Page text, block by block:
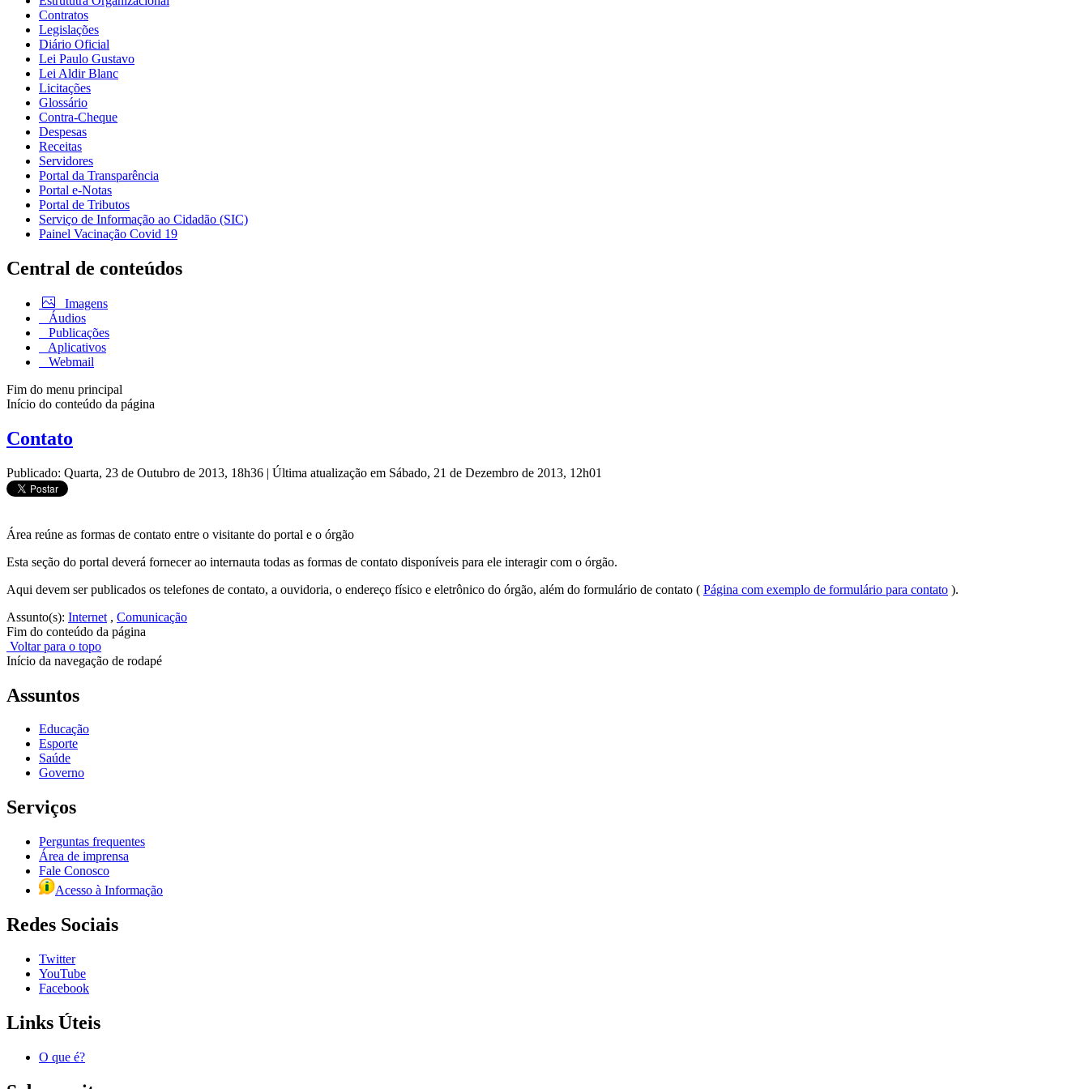
Contratos
Legislações
Diário Oficial
Lei Paulo Gustavo
Lei Aldir Blanc
Licitações
Glossário
Contra-Cheque
Despesas
Receitas
Servidores
Portal da Transparência
Portal e-Notas
Portal de Tributos
Serviço de Informação ao Cidadão (SIC)
Painel Vacinação Covid 19
Central de conteúdos
Imagens
Áudios
Publicações
Aplicativos
Webmail
Fim do menu principal
Início do conteúdo da página
Contato
Publicado: Quarta, 23 de Outubro de 2013, 18h36 | Última atualização em Sábado, 21 de Dezembro de 2013, 12h01
Área reúne as formas de contato entre o visitante do portal e o órgão
Esta seção do portal deverá fornecer ao internauta todas as formas de contato disponíveis para ele interagir com o órgão.
Aqui devem ser publicados os telefones de contato, a ouvidoria, o endereço físico e eletrônico do órgão, além do formulário de contato ( Página com exemplo de formulário para contato ).
Assunto(s): Internet , Comunicação
Fim do conteúdo da página
Voltar para o topo
Início da navegação de rodapé
Assuntos
Educação
Esporte
Saúde
Governo
Serviços
Perguntas frequentes
Área de imprensa
Fale Conosco
Acesso à Informação
Redes Sociais
Twitter
YouTube
Facebook
Links Úteis
O que é?